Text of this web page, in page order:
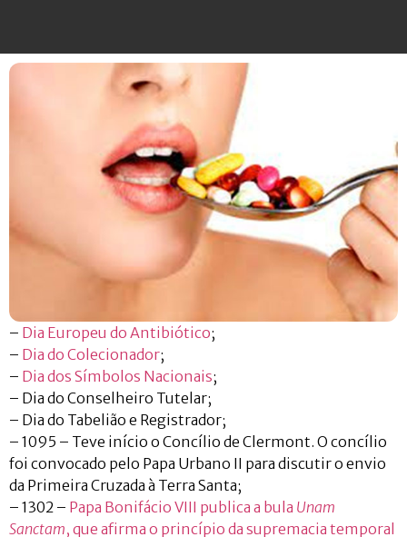
– Dia Europeu do Antibiótico;
– Dia do Colecionador;
– Dia dos Símbolos Nacionais;
– Dia do Conselheiro Tutelar;
– Dia do Tabelião e Registrador;
– 1095 – Teve início o Concílio de Clermont. O concílio
foi convocado pelo Papa Urbano II para discutir o envio
da Primeira Cruzada à Terra Santa;
– 1302 – Papa Bonifácio VIII publica a bula Unam
Sanctam, que afirma o princípio da supremacia temporal